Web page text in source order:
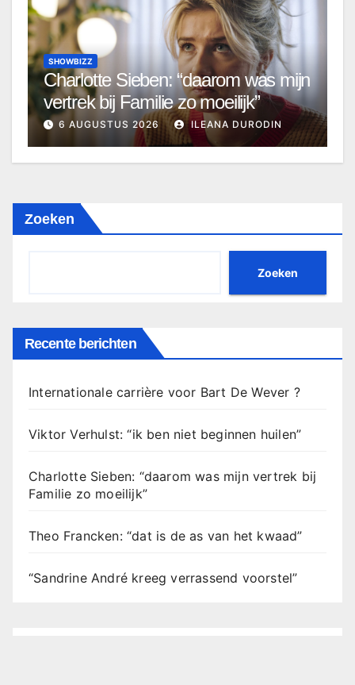
SHOWBIZZ
Charlotte Sieben: “daarom was mijn
vertrek bij Familie zo moeilijk”
6 AUGUSTUS 2026 ILEANA DURODIN
Zoeken
Zoeken
Recente berichten
Internationale carrière voor Bart De Wever ?
Viktor Verhulst: “ik ben niet beginnen huilen”
Charlotte Sieben: “daarom was mijn vertrek bij
Familie zo moeilijk”
Theo Francken: “dat is de as van het kwaad”
“Sandrine André kreeg verrassend voorstel”